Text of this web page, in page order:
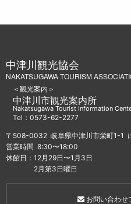
中津川観光協会
NAKATSUGAWA TOURISM
＜観光案内＞
中津川市観光案内所
Nakatsugawa Tourist Information
Tel：0573-62-2277
〒508-0032 岐阜県中津川市栄町1-1
営業時間 8:30〜18:00
休館日：12月29日〜1月3日
2月第3日曜日
お問い合わせ